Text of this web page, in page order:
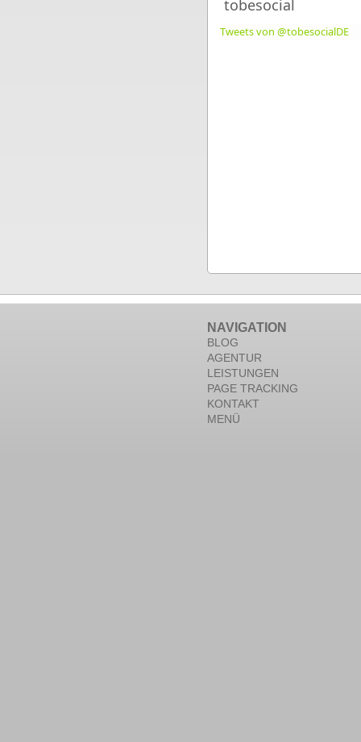
tobesocial
Tweets von @tobesocialDE
NAVIGATION
BLOG
AGENTUR
LEISTUNGEN
PAGE TRACKING
KONTAKT
MENÜ